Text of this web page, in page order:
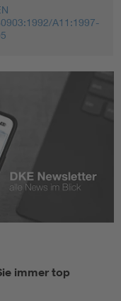
A11:1997-
immer top